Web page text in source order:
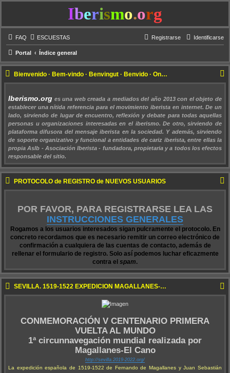
Iberismo.org
FAQ ESCUESTAS Identificarse
Registrarse
Portal Índice general
Bienvenido · Bem-vindo · Benvingut · Benvido · Ongietorri !!!
Iberismo.org es una web creada a mediados del año 2013 con el objeto de
establecer una nítida referencia para el movimiento iberista en internet. De un
lado, sirviendo de lugar de encuentro, reflexión y debate para todas aquellas
personas u organizaciones interesadas en el iberismo. De otro, sirviendo de
plataforma difusora del mensaje iberista en la sociedad. Y además, sirviendo
de soporte organizativo y funcional a entidades de cariz iberista, entre ellas la
propia AsIb - Asociación Iberista - fundadora, propietaria y a todos los efectos
responsable del sitio.
PROTOCOLO de REGISTRO de NUEVOS USUARIOS
POR FAVOR, PARA REGISTRARSE LEA LAS
INSTRUCCIONES GENERALES
Rogamos a los usuarios interesados sigan pulcramente el protocolo. En
concreto recordamos que es necesario remitir un correo electrónico de
confirmación a cualquiera de las cuentas de contacto, además de
rellenar el formulario de registro. Solo así podemos luchar eficazmente
contra el spam.
SEVILLA. 1519-1522 EXPEDICIÓN MAGALLANES-ELCANO
CONMEMORACIÓN V CENTENARIO PRIMERA
VUELTA AL MUNDO
1ª circunnavegación mundial realizada por
Magallanes-El Cano
http://sevilla.2019-2022.org/
La expedición española de 1519-1522 de Fernando de Magallanes y Juan Sebastián